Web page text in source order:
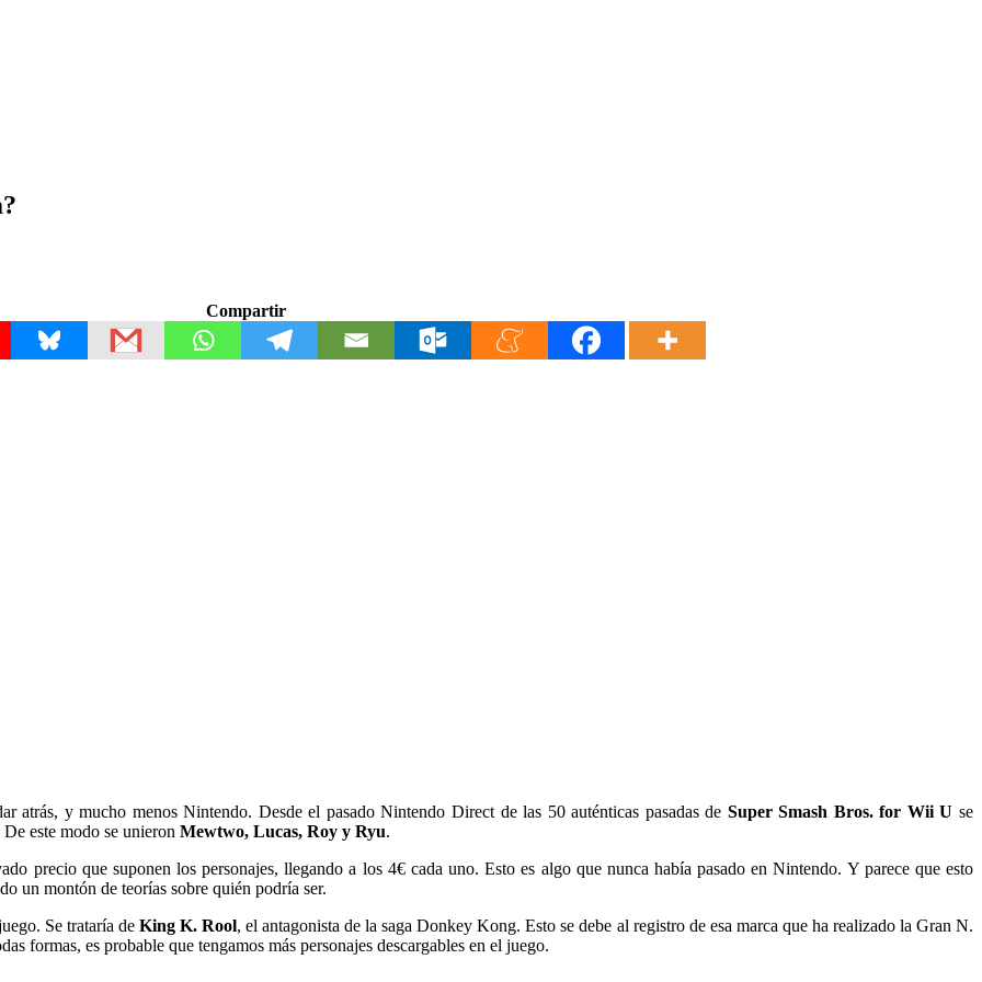
Compartir
atrás, y mucho menos Nintendo. Desde el pasado Nintendo Direct de las 50 auténticas pasadas de Super Smash Bros. for Wii U se
este modo se unieron Mewtwo, Lucas, Roy y Ryu.
precio que suponen los personajes, llegando a los 4€ cada uno. Esto es algo que nunca había pasado en Nintendo. Y parece que esto
un montón de teorías sobre quién podría ser.
Se trataría deKing K. Rool, el antagonista de la saga Donkey Kong. Esto se debe al registro de esa marca que ha realizado la Gran N.
formas, es probable que tengamos más personajes descargables en el juego.